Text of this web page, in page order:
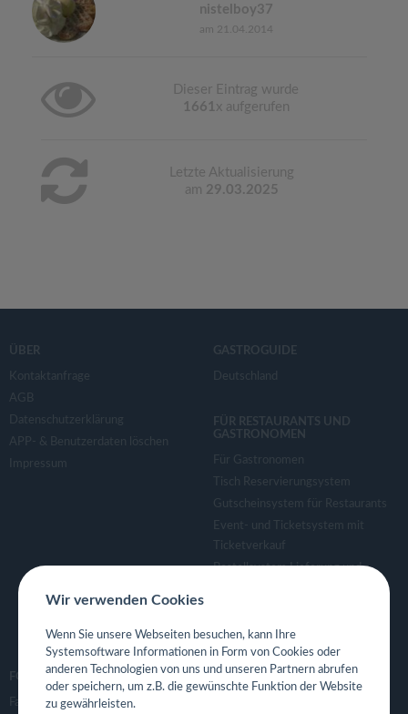
nistelboy37
am 21.04.2014
Dieser Eintrag wurde
1661 x aufgerufen
Letzte Aktualisierung
am 29.03.2025
ÜBER
Kontaktanfrage
AGB
Datenschutzerklärung
APP- & Benutzerdaten löschen
Impressum
GASTROGUIDE
Deutschland
FÜR RESTAURANTS UND
GASTRONOMEN
Für Gastronomen
Tisch Reservierungsystem
Gutscheinsystem für Restaurants
Event- und Ticketsystem mit
Ticketverkauf
Bestellsystem Lieferung und
Eigene App für Restaurant
FOLGE UNS
Facebook
Wir verwenden Cookies
Wenn Sie unsere Webseiten besuchen, kann Ihre
Systemsoftware Informationen in Form von Cookies oder
anderen Technologien von uns und unseren Partnern abrufen
oder speichern, um z.B. die gewünschte Funktion der Website
zu gewährleisten.